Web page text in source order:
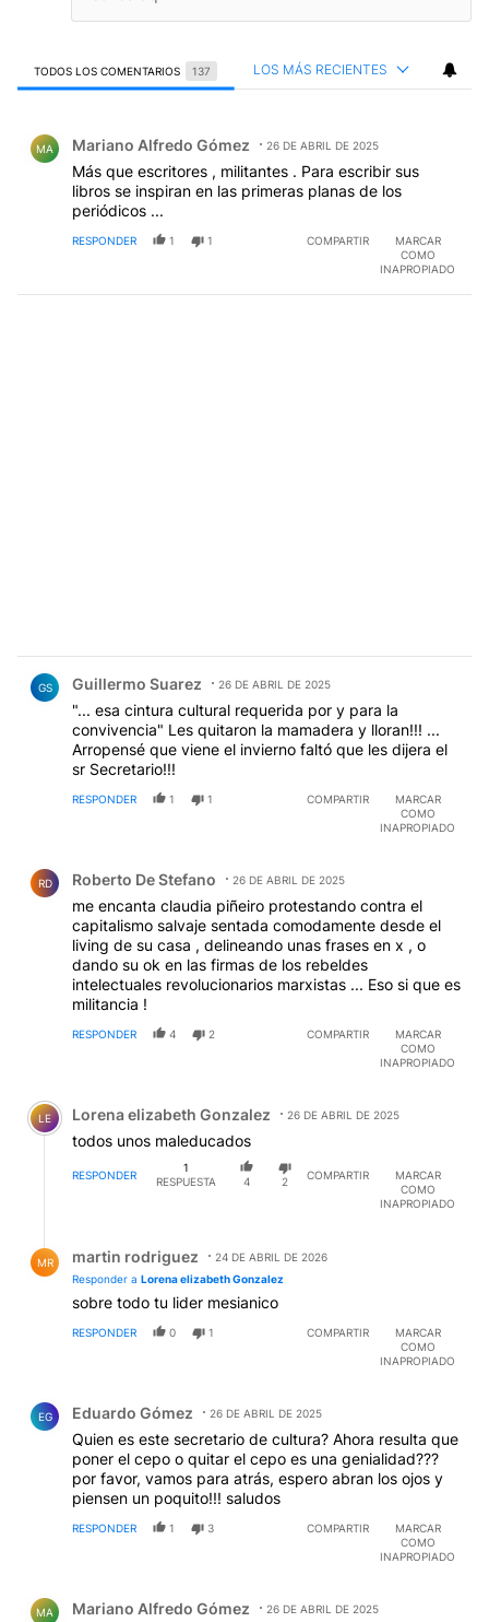
TODOS LOS COMENTARIOS 137 LOS MÁS RECIENTES
MA Mariano Alfredo Gómez 26 DE ABRIL DE 2025
Más que escritores , militantes . Para escribir sus
libros se inspiran en las primeras planas de los
periódicos ...
RESPONDER 1 1 COMPARTIR
MARCAR
COMO
INAPROPIADO
GS Guillermo Suarez 26 DE ABRIL DE 2025
"... esa cintura cultural requerida por y para la
convivencia" Les quitaron la mamadera y lloran!!! ...
Arropensé que viene el invierno faltó que les dijera el
sr Secretario!!!
RESPONDER 1 1 COMPARTIR
MARCAR
COMO
INAPROPIADO
RD Roberto De Stefano 26 DE ABRIL DE 2025
me encanta claudia piñeiro protestando contra el
capitalismo salvaje sentada comodamente desde el
living de su casa , delineando unas frases en x , o
dando su ok en las firmas de los rebeldes
intelectuales revolucionarios marxistas ... Eso si que es
militancia !
RESPONDER 4 2 COMPARTIR
MARCAR
COMO
INAPROPIADO
Comentario de Lorena elizabeth Gonzalez.
LE Lorena elizabeth Gonzalez 26 DE ABRIL DE 2025
todos unos maleducados
RESPONDER
1
RESPUESTA
4 2
COMPARTIR
MARCAR
COMO
INAPROPIADO
MR martin rodriguez
24 DE ABRIL DE 2026
Responder a Lorena elizabeth Gonzalez
sobre todo tu lider mesianico
RESPONDER 0 1 COMPARTIR
MARCAR
COMO
INAPROPIADO
EG Eduardo Gómez 26 DE ABRIL DE 2025
Quien es este secretario de cultura? Ahora resulta que
poner el cepo o quitar el cepo es una genialidad???
por favor, vamos para atrás, espero abran los ojos y
piensen un poquito!!! saludos
RESPONDER 1 3 COMPARTIR
MARCAR
COMO
INAPROPIADO
MA Mariano Alfredo Gómez 26 DE ABRIL DE 2025